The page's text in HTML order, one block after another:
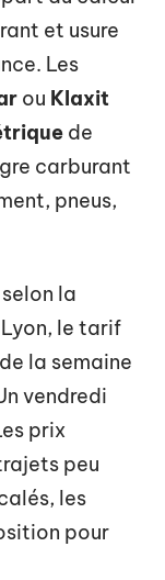
et usure
Les
ou Klaxit
de
carburant
pneus,
la
le tarif
la semaine
vendredi
prix
peu
les
pour